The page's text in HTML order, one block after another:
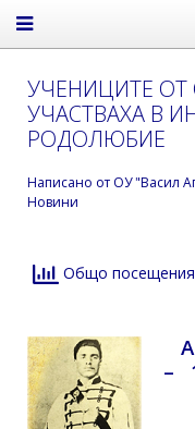
УЧЕНИЦИТЕ ОТ
УЧАСТВАХА В
РОДОЛЮБИЕ
Написано от ОУ "Васил
Новини
Общо
–